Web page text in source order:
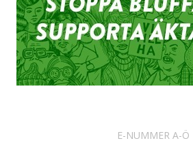
E-NUMMER A-Ö